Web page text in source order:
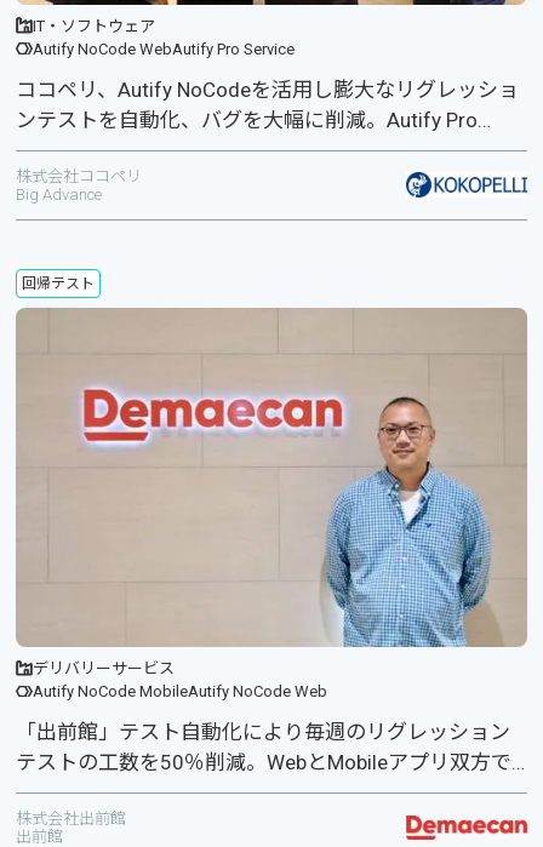
IT・ソフトウェア
Autify NoCode WebAutify Pro Service
ココペリ、Autify NoCodeを活用し膨大なリグレッショ
ンテストを自動化、バグを大幅に削減。Autify Pro
Serviceも併用し、テストの体系化を実現。
株式会社ココペリ
Big Advance
回帰テスト
デリバリーサービス
Autify NoCode MobileAutify NoCode Web
「出前館」テスト自動化により毎週のリグレッション
テストの工数を50％削減。WebとMobileアプリ双方で
エンドユーザーの体験をしっかり検証。
株式会社出前館
出前館